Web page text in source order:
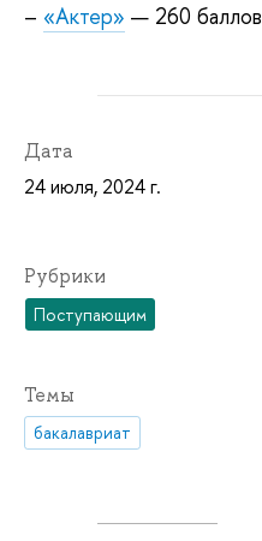
– «Актер» — 260 баллов
Дата
24 июля, 2024 г.
Рубрики
Поступающим
Темы
бакалавриат